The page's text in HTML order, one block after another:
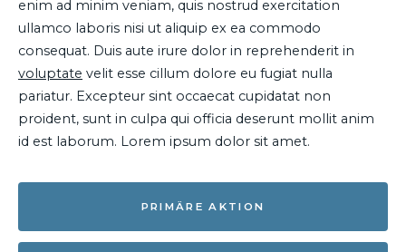
enim ad minim veniam, quis nostrud exercitation
ullamco laboris nisi ut aliquip ex ea commodo
consequat. Duis aute irure dolor in reprehenderit in
voluptate velit esse cillum dolore eu fugiat nulla
pariatur. Excepteur sint occaecat cupidatat non
proident, sunt in culpa qui officia deserunt mollit anim
id est laborum. Lorem ipsum dolor sit amet.
PRIMÄRE AKTION